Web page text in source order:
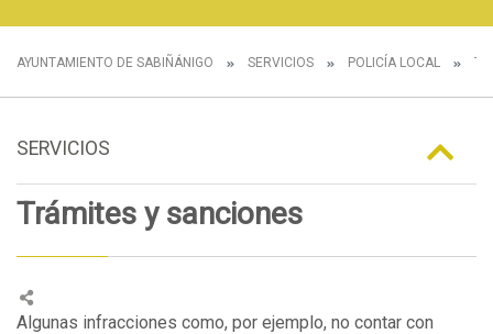
AYUNTAMIENTO DE SABIÑÁNIGO SERVICIOS POLICÍA LOCAL
SERVICIOS
Trámites y sanciones
Algunas infracciones como, por ejemplo, no contar con